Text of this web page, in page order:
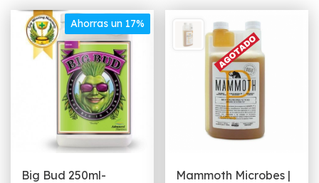
Ahorras un 17%
Big Bud 250ml- Mammoth Microbes |